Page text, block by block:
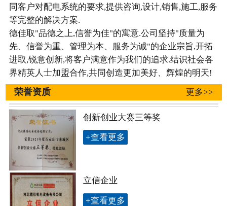
同客户对配电系统的要求,提供咨询,设计,销售,施工,服务
等完整的解决方案.
德佳取"品德之上,信誉为佳"的寓意.公司坚持"质量为
先、信誉为重、管理为本、服务为诚"的企业宗旨,开拓
进取,锐意创新,将客户满意作为我们的追求.结识社会各
界精英人士加盟合作,共同创造更加美好、辉煌的明天!
荣誉资质 更多>>
创新创业大赛三等奖
+查看更多
立信企业
+查看更多